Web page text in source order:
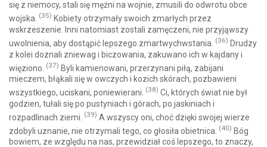
się z niemocy, stali się mężni na wojnie, zmusili do odwrotu obce
wojska. (35) Kobiety otrzymały swoich zmarłych przez
wskrzeszenie. Inni natomiast zostali zamęczeni, nie przyjąwszy
uwolnienia, aby dostąpić lepszego zmartwychwstania. (36) Drudzy
z kolei doznali zniewag i biczowania, zakuwano ich w kajdany i
więziono. (37) Byli kamienowani, przerzynani piłą, zabijani
mieczem, błąkali się w owczych i kozich skórach, pozbawieni
wszystkiego, uciskani, poniewierani. (38) Ci, których świat nie był
godzien, tułali się po pustyniach i górach, po jaskiniach i
rozpadlinach ziemi. (39) A wszyscy oni, choć dzięki swojej wierze
zdobyli uznanie, nie otrzymali tego, co głosiła obietnica. (40) Bóg
bowiem, ze względu na nas, przewidział coś lepszego, to znaczy,